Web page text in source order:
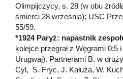
Olimpijczycy, s. 28 (w obu
śmierci 28 września); USC
55/59.
*1924 Paryż: napastnik
kolejce przegrał z Węgrami 0:5
Urugwaj). Partnerami B. w
Cyl, S. Fryc, J. Kałuża, W.